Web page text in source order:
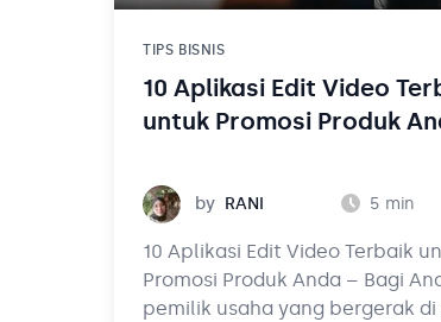
TIPS BISNIS
10 Aplikasi Edit Video
untuk Promosi Produk
Rani by RANI 5 min
10 Aplikasi Edit Video Terbaik
Promosi Produk Anda – Bagi
pemilik usaha yang bergerak